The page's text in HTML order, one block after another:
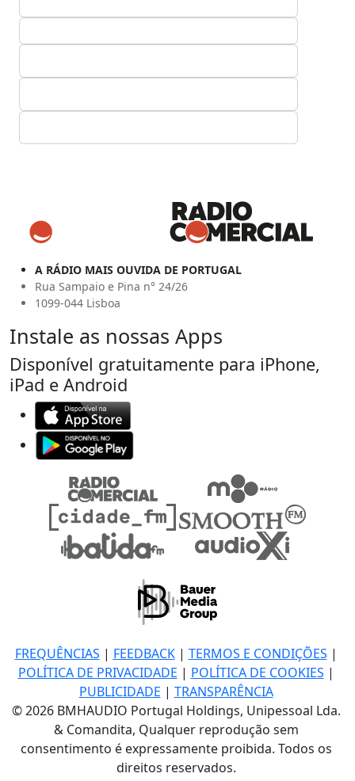
A RÁDIO MAIS OUVIDA DE PORTUGAL
Rua Sampaio e Pina n° 24/26
1099-044 Lisboa
Instale as nossas Apps
Disponível gratuitamente para iPhone,
iPad e Android
FREQUÊNCIAS | FEEDBACK| TERMOS E CONDIÇÕES |
POLÍTICA DE PRIVACIDADE | POLÍTICA DE COOKIES |
PUBLICIDADE | TRANSPARÊNCIA
© 2026 BMHAUDIO Portugal Holdings, Unipessoal Lda.
& Comandita, Qualquer reprodução sem
consentimento é expressamente proibida. Todos os
direitos reservados.